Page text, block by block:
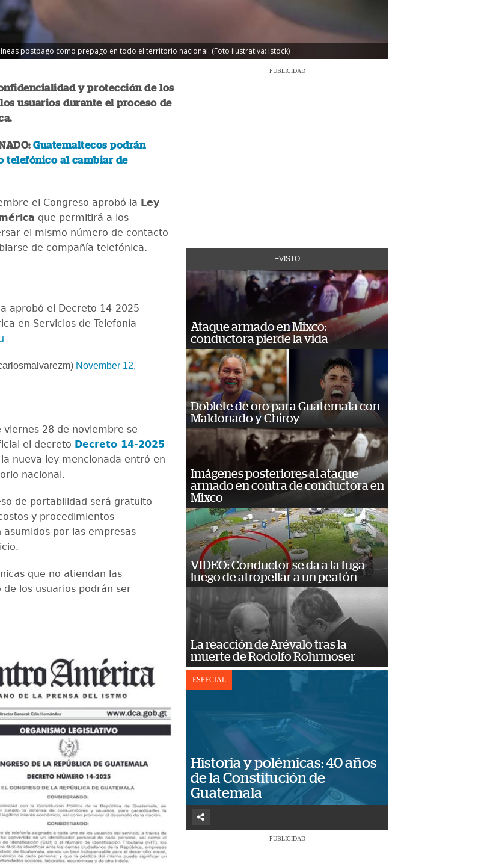
postpago como prepago en todo el territorio nacional. (Foto ilustrativa: istock)
y protección de los
usuarios durante el proceso de
Guatemaltecos podrán
telefónico al cambiar de
el Congreso aprobó la Ley
que permitirá a los
el mismo número de contacto
de compañía telefónica.
aprobó el Decreto 14-2025
en Servicios de Telefonía
November 12,
viernes 28 de noviembre se
el decreto Decreto 14-2025
nueva ley mencionada entró en
nacional.
de portabilidad será gratuito
y procedimientos
por las empresas
que no atiendan las
los usuarios podrán ser
PUBLICIDAD
+VISTO
Ataque armado en Mixco:
conductora pierde la vida
Doblete de oro para Guatemala con
Maldonado y Chiroy
Imágenes posteriores al ataque
armado en contra de conductora en
Mixco
VIDEO: Conductor se da a la fuga
luego de atropellar a un peatón
La reacción de Arévalo tras la
muerte de Rodolfo Rohrmoser
ESPECIAL
Historia y polémicas: 40 años
de la Constitución de
Guatemala
PUBLICIDAD